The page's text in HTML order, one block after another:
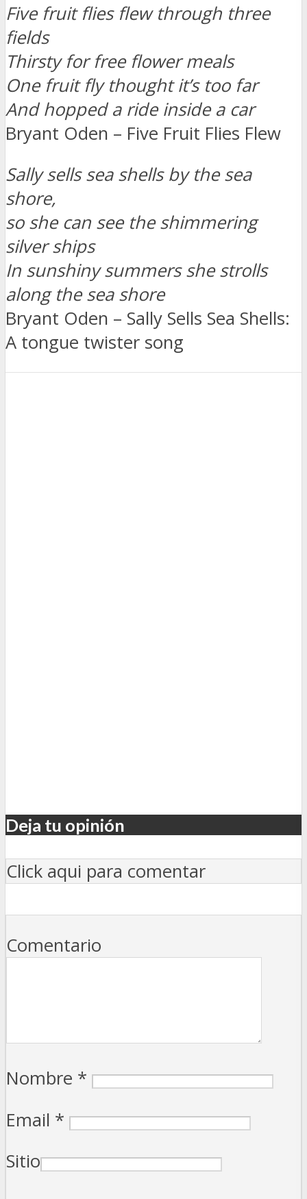
Five fruit flies flew through three
fields
Thirsty for free flower meals
One fruit fly thought it’s too far
And hopped a ride inside a car
Bryant Oden – Five Fruit Flies Flew
Sally sells sea shells by the sea
shore,
so she can see the shimmering
silver ships
In sunshiny summers she strolls
along the sea shore
Bryant Oden – Sally Sells Sea Shells:
A tongue twister song
Deja tu opinión
Click aqui para comentar
Comentario
Nombre *
Email *
Sitio